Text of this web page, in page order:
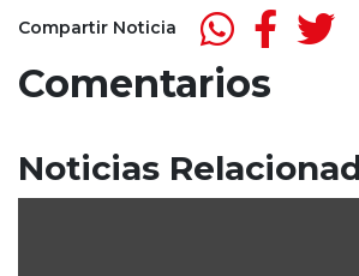
Compartir Noticia
Comentarios
Noticias